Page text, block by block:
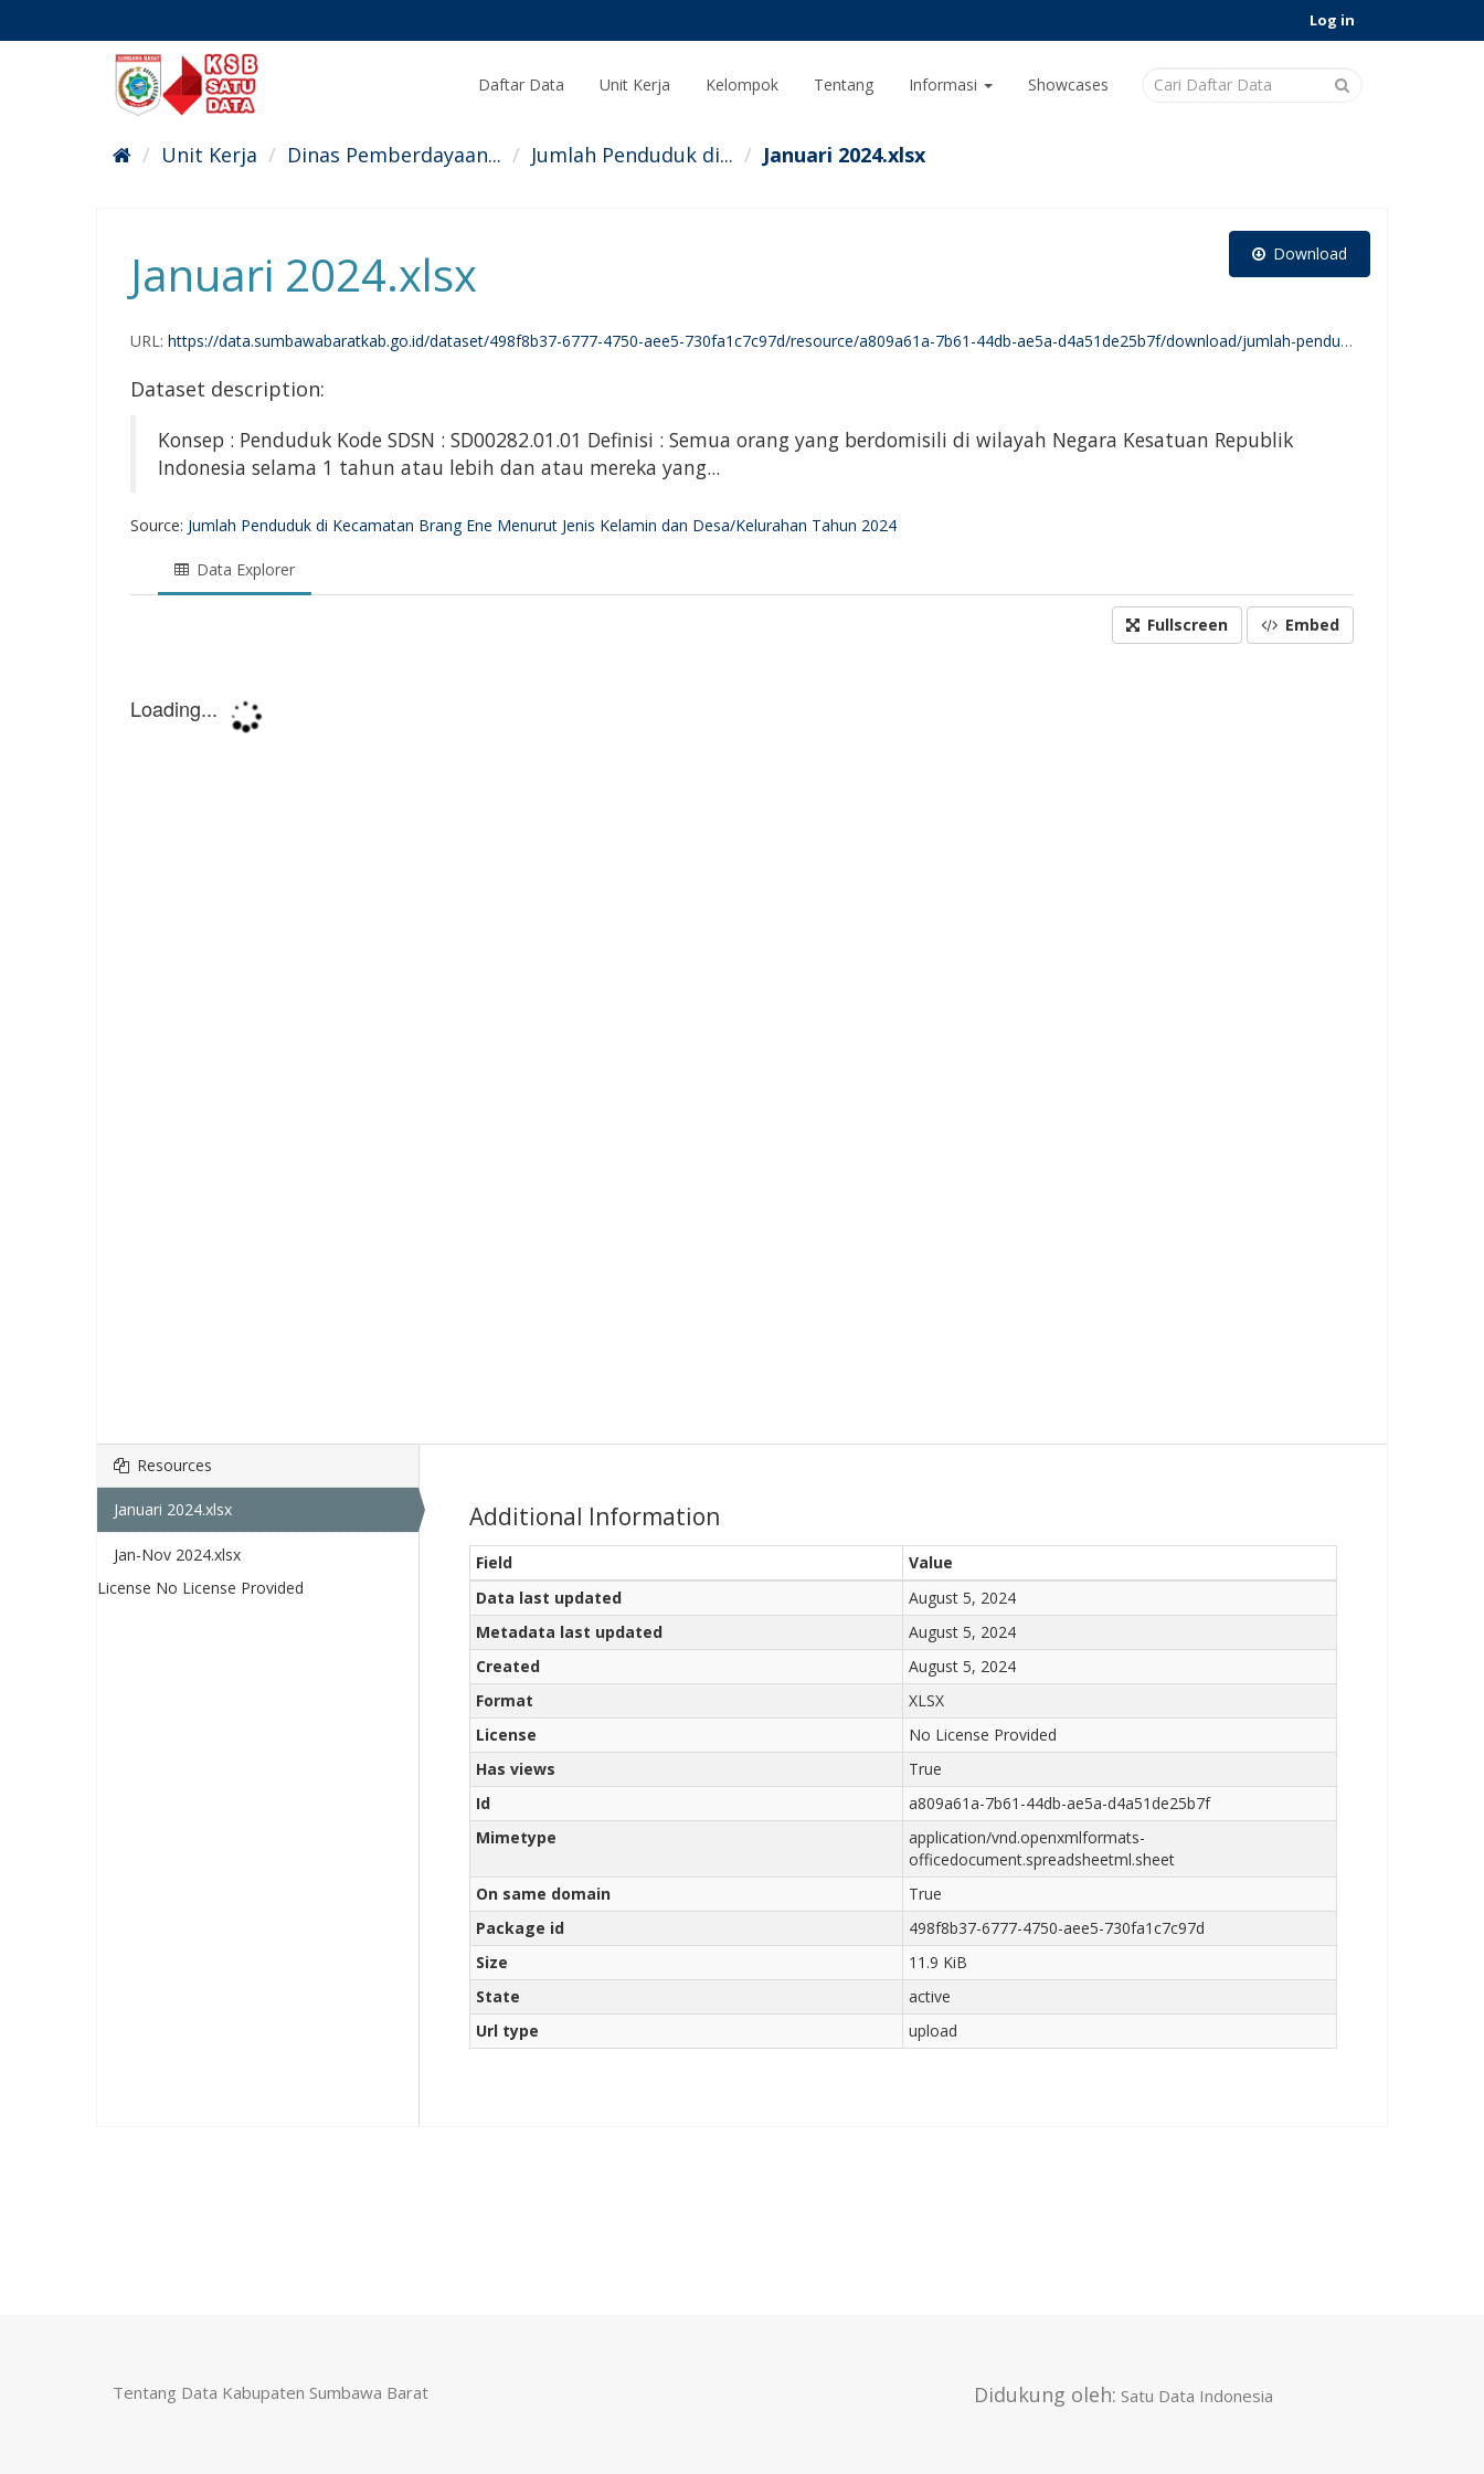
Log in
Daftar Data Unit Kerja Kelompok Tentang Informasi Showcases
Unit Kerja Dinas Pemberdayaan... Jumlah Penduduk di... Januari 2024.xlsx
Download
Januari 2024.xlsx
URL: https://data.sumbawabaratkab.go.id/dataset/498f8b37-6777-4750-aee5-730fa1c7c97d/resource/a809a61a-7b61-44db-ae5a-d4a51de25b7f/download/jumlah-penduduk-di-kecamatan-brang-ene-menurut-jenis-kelamin-dan-desa-kelurahan-januari-2024.xlsx
Dataset description:
Konsep : Penduduk Kode SDSN : SD00282.01.01 Definisi : Semua orang yang berdomisili di wilayah Negara Kesatuan Republik
Indonesia selama 1 tahun atau lebih dan atau mereka yang...
Source: Jumlah Penduduk di Kecamatan Brang Ene Menurut Jenis Kelamin dan Desa/Kelurahan Tahun 2024
Data Explorer
Fullscreen Embed
Resources
Januari 2024.xlsx
Jan-Nov 2024.xlsx
License No License Provided
Additional Information
Field
Value
Data last updated
August 5, 2024
Metadata last updated
August 5, 2024
Created
August 5, 2024
Format
XLSX
License
No License Provided
Has views
True
Id
a809a61a-7b61-44db-ae5a-d4a51de25b7f
Mimetype
application/vnd.openxmlformats-
officedocument.spreadsheetml.sheet
On same domain
True
Package id
498f8b37-6777-4750-aee5-730fa1c7c97d
Size
11.9 KiB
State
active
Url type
upload
Tentang Data Kabupaten Sumbawa Barat Didukung oleh: Satu Data Indonesia